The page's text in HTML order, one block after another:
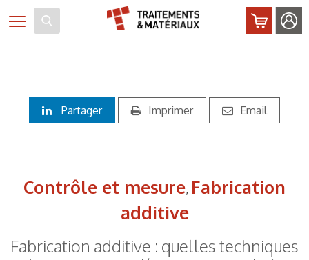
Toggle navigation
Partager Imprimer Email
Contrôle et mesure, Fabrication
additive
Fabrication additive : quelles techniques
Panneau de gestion des cookies